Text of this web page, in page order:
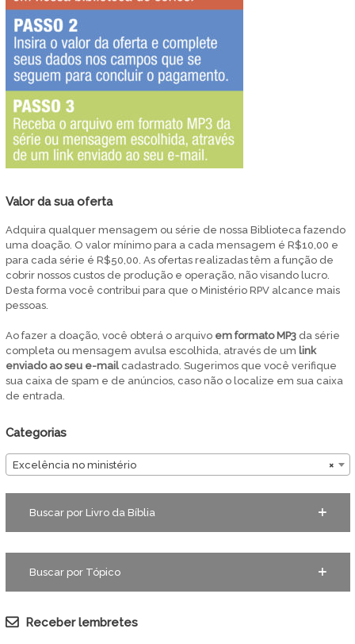
Valor da sua oferta
Adquira qualquer mensagem ou série de nossa Biblioteca fazendo
uma doação. O valor mínimo para a cada mensagem é R$10,00 e
para cada série é R$50,00. As ofertas realizadas têm a função de
cobrir nossos custos de produção e operação, não visando lucro.
Desta forma você contribui para que o Ministério RPV alcance mais
pessoas.
Ao fazer a doação, você obterá o arquivo em formato MP3da série
completa ou mensagem avulsa escolhida, através de um link
enviado ao seu e-mailcadastrado. Sugerimos que você verifique
sua caixa de spam e de anúncios, caso não o localize em sua caixa
de entrada.
Categorias
×
Excelência no ministério
Buscar por Livro da Bíblia
Buscar por Tópico
Receber lembretes